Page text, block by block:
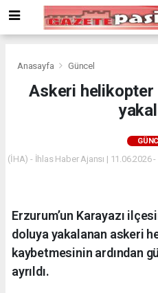
Bonusu
Veren
deneme
siteler
Veren
Anasayfa Güncel
Askeri helikopter
(İHA) - İhlas Haber Ajansı | 11.06.2026
Erzurum’un Karayazı
doluya yakalanan askeri
kaybetmesinin ardından
ayrıldı.